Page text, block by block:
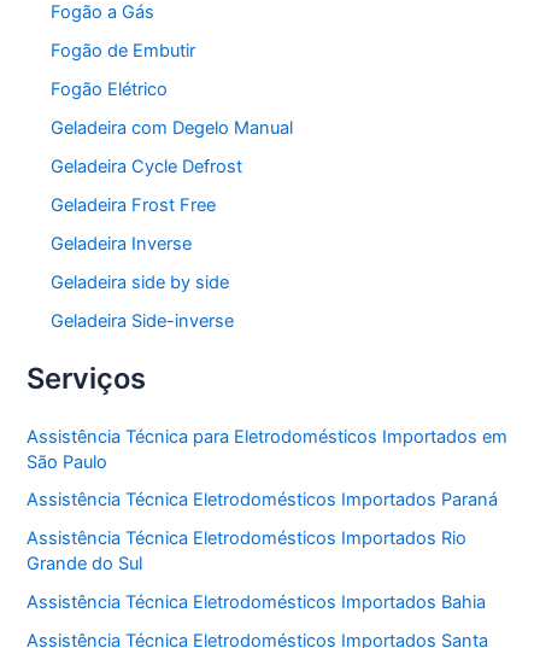
Fogão a Gás
Fogão de Embutir
Fogão Elétrico
Geladeira com Degelo Manual
Geladeira Cycle Defrost
Geladeira Frost Free
Geladeira Inverse
Geladeira side by side
Geladeira Side-inverse
Serviços
Assistência Técnica para Eletrodomésticos Importados em
São Paulo
Assistência Técnica Eletrodomésticos Importados Paraná
Assistência Técnica Eletrodomésticos Importados Rio
Grande do Sul
Assistência Técnica Eletrodomésticos Importados Bahia
Assistência Técnica Eletrodomésticos Importados Santa